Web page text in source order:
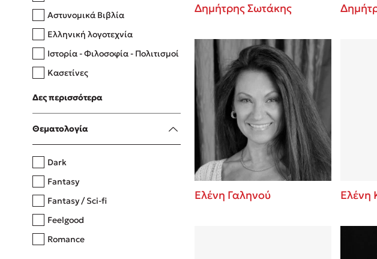
Δανάη Δεληγεώργη
Πάνω, κάτω, μπροστά, πίσω
Η μέθοδος Αφήστε τους
Αστυνομικά Βιβλία
Ελληνική λογοτεχνία
Ιστορία - Φιλοσοφία - Πολιτισμοί
Κασετίνες
Λευκώματα - Έγχρωμοι οδηγοί
Μαγειρική
Δες περισσότερα
Θεματολογία
Dark
Fantasy
Fantasy / Sci-fi
Feelgood
Romance
Δημήτρης Σωτάκης
Ελένη Γαληνού Ελένη